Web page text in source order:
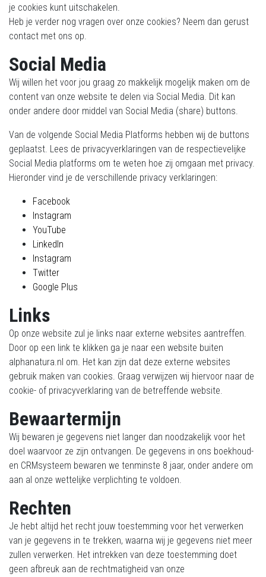
je cookies kunt uitschakelen.
Heb je verder nog vragen over onze cookies? Neem dan gerust
contact met ons op.
Social Media
Wij willen het voor jou graag zo makkelijk mogelijk maken om de
content van onze website te delen via Social Media. Dit kan
onder andere door middel van Social Media (share) buttons.
Van de volgende Social Media Platforms hebben wij de buttons
geplaatst. Lees de privacyverklaringen van de respectievelijke
Social Media platforms om te weten hoe zij omgaan met privacy.
Hieronder vind je de verschillende privacy verklaringen:
Facebook
Instagram
YouTube
LinkedIn
Instagram
Twitter
Google Plus
Links
Op onze website zul je links naar externe websites aantreffen.
Door op een link te klikken ga je naar een website buiten
alphanatura.nl om. Het kan zijn dat deze externe websites
gebruik maken van cookies. Graag verwijzen wij hiervoor naar de
cookie- of privacyverklaring van de betreffende website.
Bewaartermijn
Wij bewaren je gegevens niet langer dan noodzakelijk voor het
doel waarvoor ze zijn ontvangen. De gegevens in ons boekhoud-
en CRMsysteem bewaren we tenminste 8 jaar, onder andere om
aan al onze wettelijke verplichting te voldoen.
Rechten
Je hebt altijd het recht jouw toestemming voor het verwerken
van je gegevens in te trekken, waarna wij je gegevens niet meer
zullen verwerken. Het intrekken van deze toestemming doet
geen afbreuk aan de rechtmatigheid van onze